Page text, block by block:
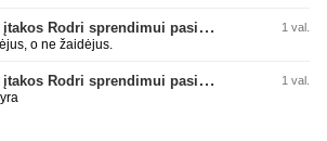
Paaiškėjo, kas turėjo įtakos Rodri sprendimui pasirinkti Barselonos pusę 1 val.
o ne žaidėjus.
Paaiškėjo, kas turėjo įtakos Rodri sprendimui pasirinkti Barselonos pusę 1 val.